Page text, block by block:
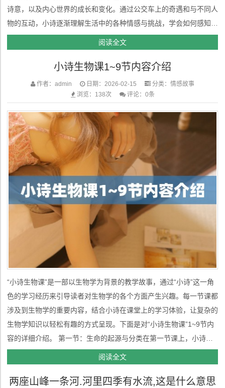
诗意，以及内心世界的成长和变化。通过公交车上的奇遇和与不同人
物的互动，小诗逐渐理解生活中的各种情感与挑战，学会如何感知世
界、感受诗意与美好。 小诗的背景故事小诗是故事的主人公，作品
以她为视角展开，讲述了她与家人、朋友及城市生活的互动。小诗的
家庭背景并没有...
阅读全文
小诗生物课1~9节内容介绍
作者：admin 日期：2026-02-15 分类： 情感故事
浏览：138次
评论：0条
“小诗生物课”是一部以生物学为背景的教学故事，通过“小诗”这一角
色的学习经历来引导读者对生物学的各个方面产生兴趣。每一节课都
涉及到生物学的重要内容，结合小诗在课堂上的学习体验，让复杂的
生物学知识以轻松有趣的方式呈现。下面是对“小诗生物课”1~9节内
容的详细介绍。 第一节：生命的起源与分类在第一节课上，小诗和
她的同学们学习了生命的起源以及生命的分类。老师通过讲解地球上
生命如何从简单的化学物质中演化而来，引导学生们思考生命的起点
是什么...
阅读全文
两座山峰一条河.河里四季有水流,这是什么意思